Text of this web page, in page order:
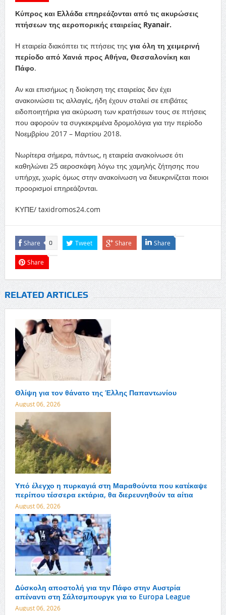
Κύπρος και Ελλάδα επηρεάζονται από τις ακυρώσεις
πτήσεων της αεροπορικής εταιρείας Ryanair.
Η εταιρεία διακόπτει τις πτήσεις της για όλη τη χειμερινή
περίοδο από Χανιά προς Αθήνα, Θεσσαλονίκη και
Πάφο.
Αν και επισήμως η διοίκηση της εταιρείας δεν έχει
ανακοινώσει τις αλλαγές, ήδη έχουν σταλεί σε επιβάτες
ειδοποιητήρια για ακύρωση των κρατήσεων τους σε πτήσεις
που αφορούν τα συγκεκριμένα δρομολόγια για την περίοδο
Νοεμβρίου 2017 – Μαρτίου 2018.
Νωρίτερα σήμερα, πάντως, η εταιρεία ανακοίνωσε ότι
καθηλώνει 25 αεροσκάφη λόγω της χαμηλής ζήτησης που
υπήρχε, χωρίς όμως στην ανακοίνωση να διευκρινίζεται ποιοι
προορισμοί επηρεάζονται.
ΚΥΠΕ/ taxidromos24.com
Share 0 Tweet Share Share
Share
RELATED ARTICLES
Θλίψη για τον θάνατο της Έλλης Παπαντωνίου
August 06, 2026
Υπό έλεγχο η πυρκαγιά στη Μαραθούντα που κατέκαψε
περίπου τέσσερα εκτάρια, θα διερευνηθούν τα αίτια
August 06, 2026
Δύσκολη αποστολή για την Πάφο στην Αυστρία
απέναντι στη Σάλτσμπουργκ για το Europa League
August 06, 2026